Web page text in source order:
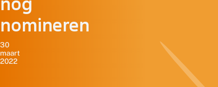
nomineren
30
maart
2022